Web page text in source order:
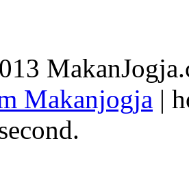
Makanjogja |